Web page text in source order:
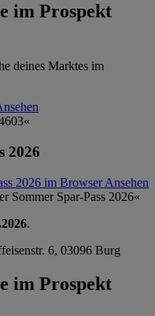
im Prospekt
deines Marktes im
2026
2026 im BrowserAnsehen
.
6, 03096 Burg
im Prospekt